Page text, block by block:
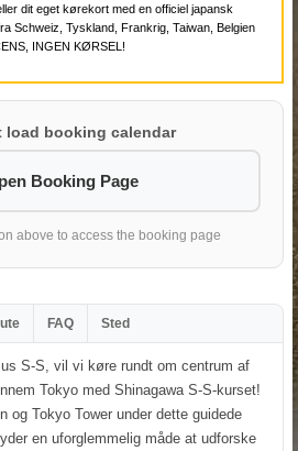
dit eget kørekort med en officiel japansk
Schweiz, Tyskland, Frankrig, Taiwan, Belgien
INGEN KØRSEL!
load booking calendar
Booking Page
above to access the booking page
FAQ Sted
S-S, vil vi køre rundt om centrum af
Tokyo med Shinagawa S-S-kurset!
og Tokyo Tower under dette guidede
en uforglemmelig måde at udforske